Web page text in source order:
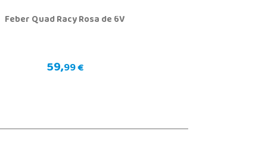
Feber Quad Racy Rosa de 6V
59,99 €